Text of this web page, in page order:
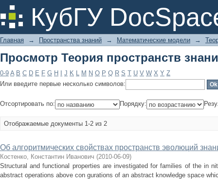
КубГУ
Просмотр Теория пространств
Главная → Пространства знаний → Математические модели →
Просмотр Теория пространств
0-9 A B C D E F G H J K L M N O P Q R S T U V W X Y Z
Или введите первые несколько символов:
Отсортировать по: Порядку:
Отображаемые документы 1-2 из 2
Об алгоритмических свойствах пространств эволюций
Костенко, Константин Иванович (2010-06-09)
Structural and functional properties are investigated for families of the in
abstract operations above con gurations of an abstract knowledge space